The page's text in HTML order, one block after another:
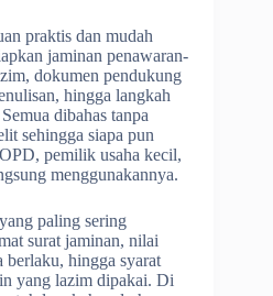
praktis dan mudah
jaminan penawaran-
dokumen pendukung
hingga langkah
dibahas tanpa
sehingga siapa pun
pemilik usaha kecil,
menggunakannya.
paling sering
surat jaminan, nilai
berlaku, hingga syarat
yang lazim dipakai. Di